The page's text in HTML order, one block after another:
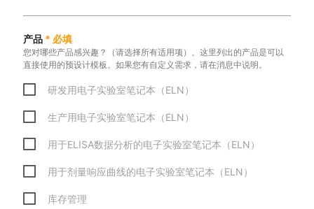
产品* 必填
您对哪些产品感兴趣？（请选择所有适用项）。这里列出的产品是可以
直接使用的预设计模板。如果您有自定义需求，请在消息中说明。
研发用电子实验室笔记本（ELN）
生产用电子实验室笔记本（ELN）
用于ELISA数据分析的电子实验室笔记本（ELN）
用于剂量响应曲线的电子实验室笔记本（ELN）
库存管理